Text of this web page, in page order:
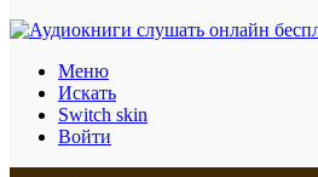
Меню
Искать
Switch skin
Войти